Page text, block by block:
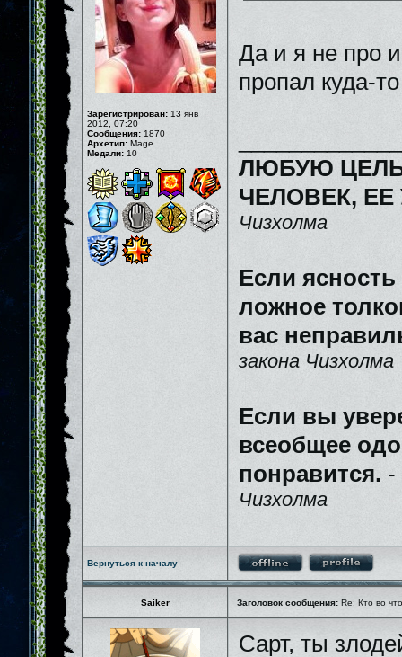
Зарегистрирован: 13 янв
2012, 07:20
Сообщения: 1870
Архетип: Mage
Медали: 10
Да и я не про
пропал куда-
ЛЮБУЮ
ЧЕЛОВЕК,
Чизхолма
Если
ложное
вас
закона Чизхолма
Если вы
всеобщее
понравится. -
Чизхолма
Вернуться к началу
Saiker Заголовок сообщения: Re: Кто во
Сарт, ты